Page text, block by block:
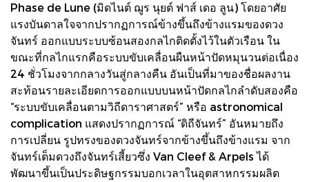
Phase de Lune (มิดไนต์ ฌูร นุยต์ ฟาส์ เดอ ลูน) โดยอาศัย
แรงบันดาลใจจากปรากฏการณ์ข้างขึ้นถึงข้างแรมของดวง
จันทร์ ออกแบบระบบซ้อนสองกลไกติดตั้งไว้ในตัวเรือน ใน
ขณะที่กลไกแรกคือระบบขับเคลื่อนผืนหน้าปัดหมุนวนต่อเนื่อง
24 ชั่วโมงจากกลางวันสู่กลางคืน อันเป็นที่มาของชื่อผลงาน
สะท้อนรายละเอียดการออกแบบบนหน้าปัดกลไกลำดับสองคือ
“ระบบขับเคลื่อนตามวิถีดาราศาสตร์” หรือ astronomical
complication แสดงปรากฏการณ์ “ดิถีจันทร์” อันหมายถึง
การเปลี่ยน รูปทรงของดวงจันทร์จากข้างขึ้นถึงข้างแรม จาก
จันทร์เต็มดวงถึงจันทร์เสี้ยวซึ่ง Van Cleef & Arpels ได้
พัฒนาขึ้นเป็นประดิษฐกรรมบอกเวลาในอุตสาหกรรมผลิต